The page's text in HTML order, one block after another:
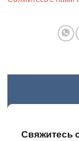
Свяжитесь